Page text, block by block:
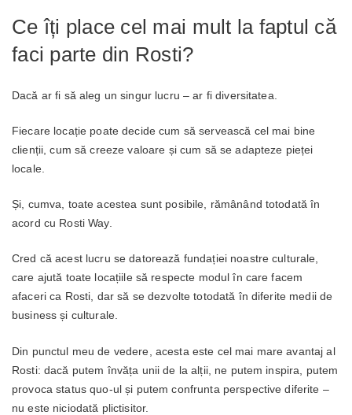
Ce îți place cel mai mult la faptul că
faci parte din Rosti?
Dacă ar fi să aleg un singur lucru – ar fi diversitatea.
Fiecare locație poate decide cum să servească cel mai bine
clienții, cum să creeze valoare și cum să se adapteze pieței
locale.
Și, cumva, toate acestea sunt posibile, rămânând totodată în
acord cu Rosti Way.
Cred că acest lucru se datorează fundației noastre culturale,
care ajută toate locațiile să respecte modul în care facem
afaceri ca Rosti, dar să se dezvolte totodată în diferite medii de
business și culturale.
Din punctul meu de vedere, acesta este cel mai mare avantaj al
Rosti: dacă putem învăța unii de la alții, ne putem inspira, putem
provoca status quo-ul și putem confrunta perspective diferite –
nu este niciodată plictisitor.